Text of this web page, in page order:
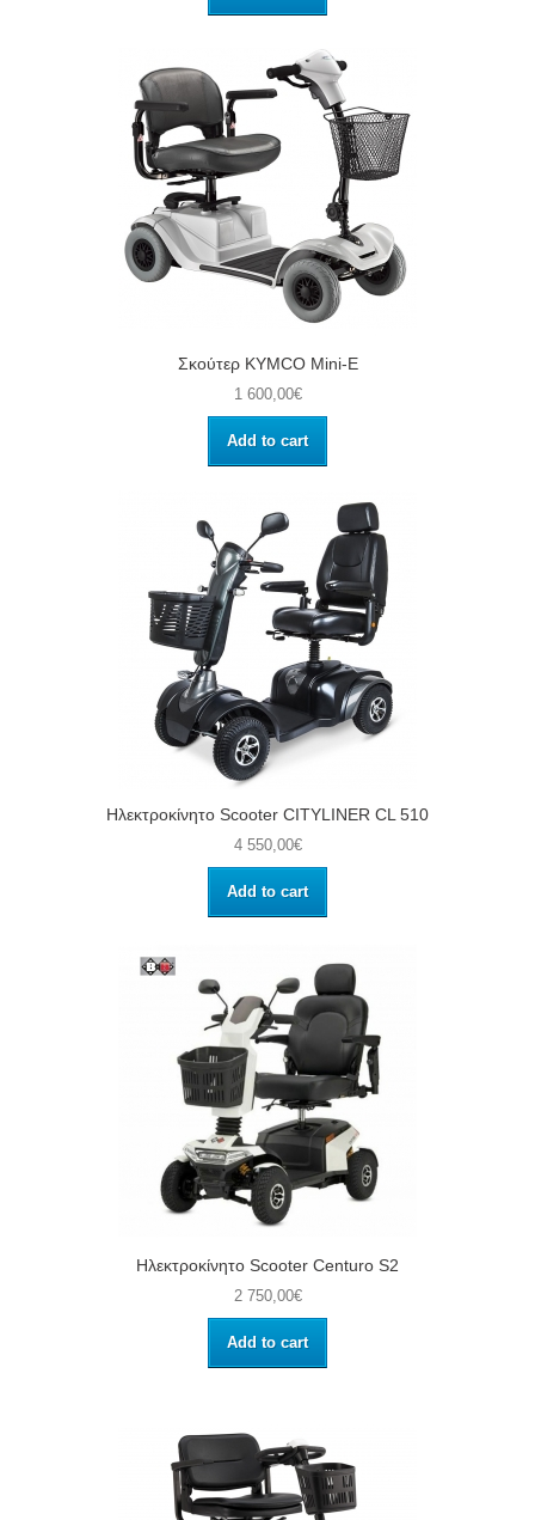
Σκούτερ KYMCO Mini-E
1 600,00€
Add to cart
Ηλεκτροκίνητο Scooter CITYLINER CL 510
4 550,00€
Add to cart
Ηλεκτροκίνητο Scooter Centuro S2
2 750,00€
Add to cart